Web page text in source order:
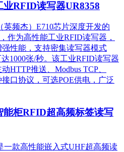
RFID读写器UR8358
英频杰）E710芯片深度开发的
作为高性能工业RFID读写器，
性能，支持密集读写器模式
1000张/秒。该工业RFID读写器
HTTP推送、Modbus TCP、
口协议，可选POE供电，广泛
柜RFID超高频标签读写
一款高性能嵌入式UHF超高频读